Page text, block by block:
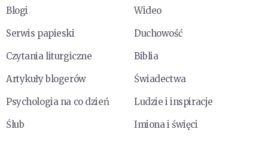
Blogi
Wideo
Serwis papieski
Duchowość
Czytania liturgiczne
Biblia
Artykuły blogerów
Świadectwa
Psychologia na co dzień
Ludzie i inspiracje
Ślub
Imiona i święci